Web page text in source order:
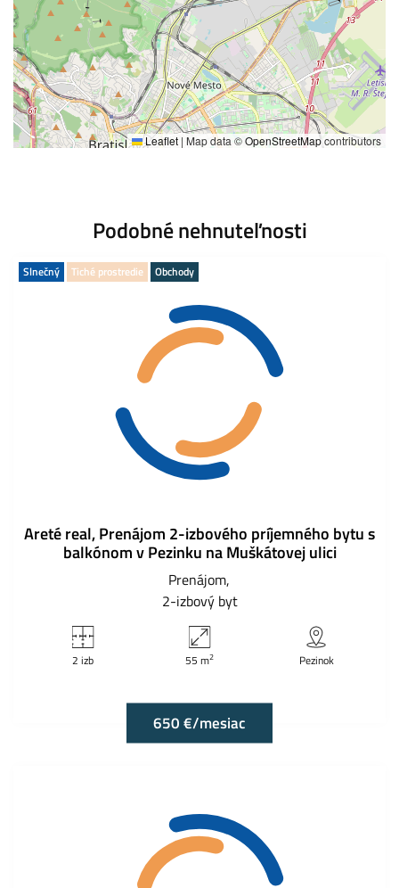
Leaflet | Map data ©OpenStreetMapcontributors
Podobné nehnuteľnosti
Slnečný Tiché prostredie Obchody
Areté real, Prenájom 2-izbového príjemného bytu s
balkónom v Pezinku na Muškátovej ulici
Prenájom
2-izbový byt
2 izb 55 m2 Pezinok
650 €/mesiac